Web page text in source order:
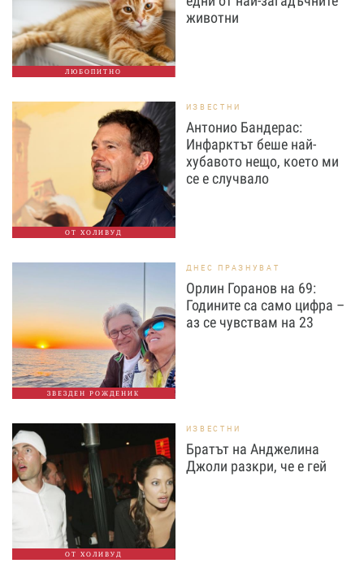
ЛЮБОПИТНО
животни
ОТ ХОЛИВУД
ИЗВЕСТНИ
Антонио Бандерас:
Инфарктът беше най-
хубавото нещо, което ми
се е случвало
ЗВЕЗДЕН РОЖДЕНИК
ДНЕС ПРАЗНУВАТ
Орлин Горанов на 69:
Годините са само цифра –
аз се чувствам на 23
ОТ ХОЛИВУД
ИЗВЕСТНИ
Братът на Анджелина
Джоли разкри, че е гей